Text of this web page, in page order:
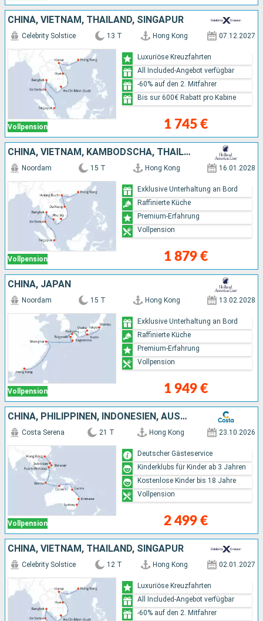
CHINA, VIETNAM, THAILAND, SINGAPUR
Vollpension
Celebrity Solstice 13 T Hong Kong 07.12.2027
1 745 €
Luxuriöse Kreuzfahrten
All Included-Angebot verfügbar
-60% auf den 2. Mitfahrer
Bis sur 600€ Rabatt pro Kabine
CHINA, VIETNAM, KAMBODSCHA, THAILAND, SINGAPUR
Vollpension
Noordam 15 T Hong Kong 16.01.2028
1 879 €
Exklusive Unterhaltung an Bord
Raffinierte Küche
Premium-Erfahrung
Vollpension
CHINA, JAPAN
Vollpension
Noordam 15 T Hong Kong 13.02.2028
1 949 €
Exklusive Unterhaltung an Bord
Raffinierte Küche
Premium-Erfahrung
Vollpension
CHINA, PHILIPPINEN, INDONESIEN, AUSTRALIEN
Vollpension
Costa Serena 21 T Hong Kong 23.10.2026
2 499 €
Deutscher Gästeservice
Kinderklubs für Kinder ab 3 Jahren
Kostenlose Kinder bis 18 Jahre
Vollpension
CHINA, VIETNAM, THAILAND, SINGAPUR
Celebrity Solstice 12 T Hong Kong 02.01.2027
Luxuriöse Kreuzfahrten
All Included-Angebot verfügbar
-60% auf den 2. Mitfahrer